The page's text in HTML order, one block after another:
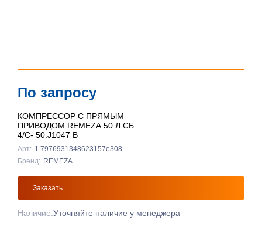
По запросу
КОМПРЕССОР С ПРЯМЫМ
ПРИВОДОМ REMEZA 50 Л СБ
4/С- 50.J1047 B
Арт: 1.7976931348623157e308
Бренд: REMEZA
Заказать
Наличие:Уточняйте наличие у менеджера